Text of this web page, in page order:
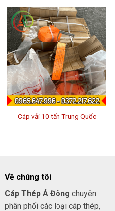
Cáp vải 10 tấn Trung Quốc
Về chúng tôi
Cáp Thép Á Đông chuyên
phân phối các loại cáp thép,